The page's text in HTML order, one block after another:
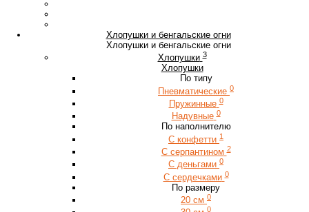
Хлопушки и бенгальские огни
Хлопушки и бенгальские огни
Хлопушки 3
Хлопушки
По типу
Пневматические 0
Пружинные 0
Надувные 0
По наполнителю
С конфетти 1
С серпантином 2
С деньгами 0
С сердечками 0
По размеру
20 см 0
0